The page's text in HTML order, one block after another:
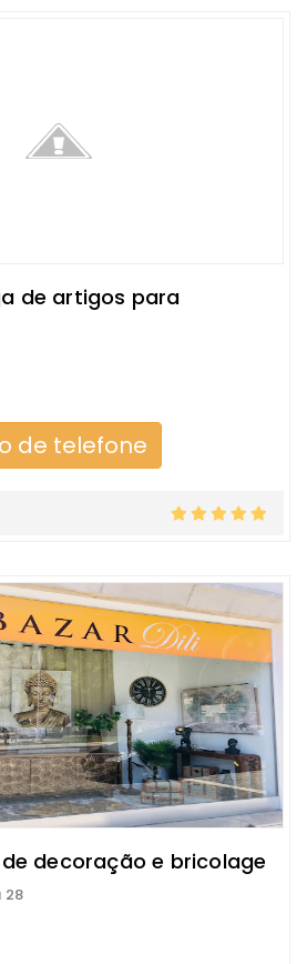
de artigos para
de telefone
decoração e bricolage
28